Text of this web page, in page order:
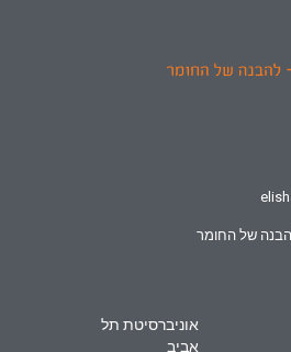
של החומר
אוניברסיטת תל
אביב